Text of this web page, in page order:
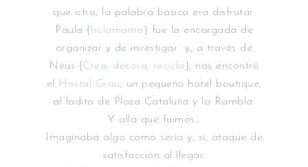
que otro, la palabra básica era disfrutar.
Paula { holamama } fue la encargada de
organizar y de investigar y, a través de
Neus {Crea, decora, recicla }, nos encontró
el
Hostal Grau, un pequeño hotel boutique,
al ladito de Plaza Cataluña y la Rambla.
Y allá que fuimos…
Imaginaba algo como sería y, sí, ataque de
satisfacción al llegar.